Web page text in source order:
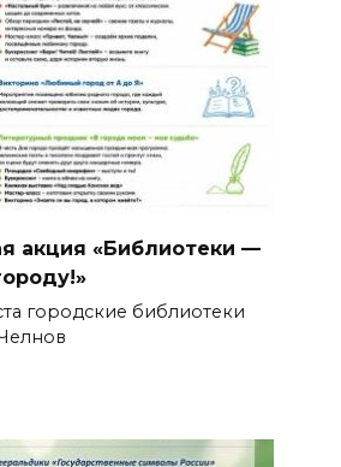
акция «Библиотеки —
городские библиотеки